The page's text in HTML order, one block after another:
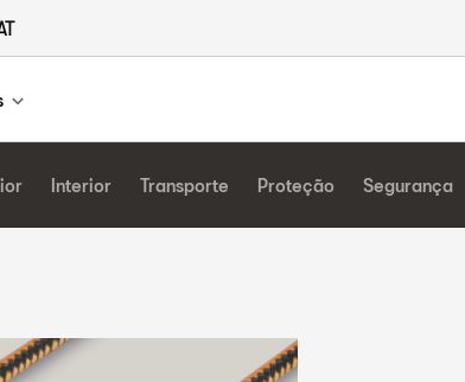
Interior Transporte Proteção Segurança